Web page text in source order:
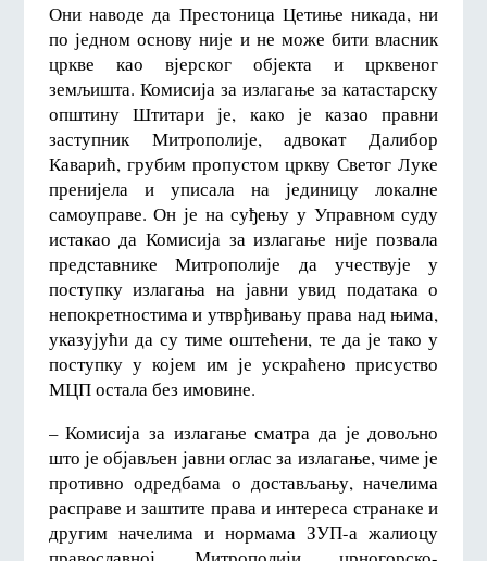
Они наводе да Престоница Цетиње никада, ни
по једном основу није и не може бити власник
цркве као вјерског објекта и црквеног
земљишта. Комисија за излагање за катастарску
општину Штитари је, како је казао правни
заступник Митрополије, адвокат Далибор
Каварић, грубим пропустом цркву Светог Луке
пренијела и уписала на јединицу локалне
самоуправе. Он је на суђењу у Управном суду
истакао да Комисија за излагање није позвала
представнике Митрополије да учествује у
поступку излагања на јавни увид података о
непокретностима и утврђивању права над њима,
указујући да су тиме оштећени, те да је тако у
поступку у којем им је ускраћено присуство
МЦП остала без имовине.
– Комисија за излагање сматра да је довољно
што је објављен јавни оглас за излагање, чиме је
противно одредбама о достављању, начелима
расправе и заштите права и интереса странаке и
другим начелима и нормама ЗУП-а жалиоцу